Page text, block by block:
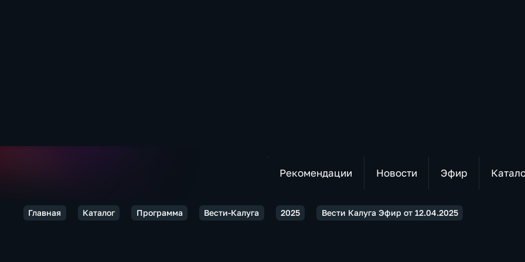
Рекомендации Новости Эфир
Главная Каталог Программа Вести-Калуга 2025 Вести Калуга Эфир от 12.04.2025